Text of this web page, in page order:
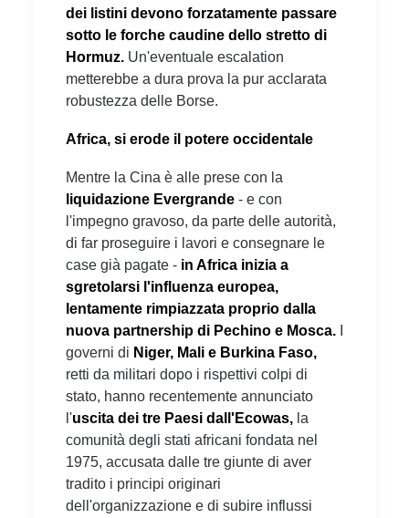
dei listini devono forzatamente passare
sotto le forche caudine dello stretto di
Hormuz. Un'eventuale escalation
metterebbe a dura prova la pur acclarata
robustezza delle Borse.
Africa, si erode il potere occidentale
Mentre la Cina è alle prese con la
liquidazione Evergrande - e con
l'impegno gravoso, da parte delle autorità,
di far proseguire i lavori e consegnare le
case già pagate - in Africa inizia a
sgretolarsi l'influenza europea,
lentamente rimpiazzata proprio dalla
nuova partnership di Pechino e Mosca.
governi di Niger, Mali e Burkina Faso,
retti da militari dopo i rispettivi colpi di
stato, hanno recentemente annunciato
l'uscita dei tre Paesi dall'Ecowas, la
comunità degli stati africani fondata nel
1975, accusata dalle tre giunte di aver
tradito i principi originari
dell'organizzazione e di subire influssi